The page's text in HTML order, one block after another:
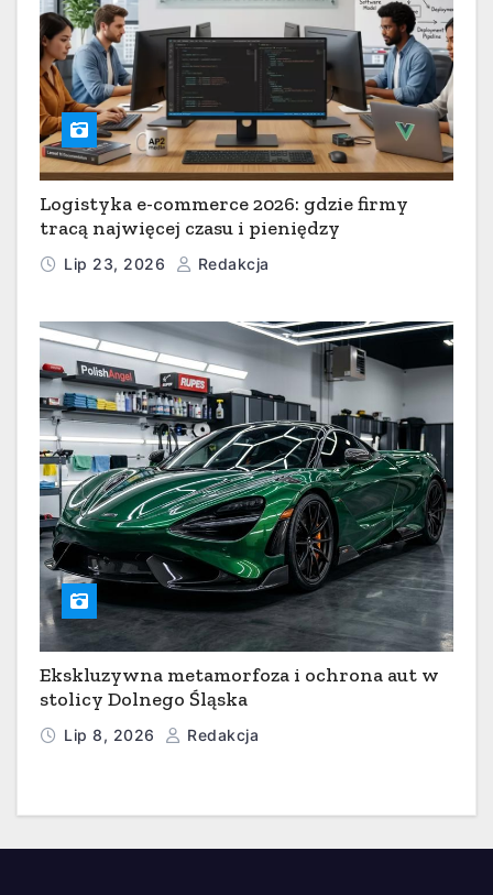
Logistyka e-commerce 2026: gdzie firmy
tracą najwięcej czasu i pieniędzy
Lip 23, 2026 Redakcja
Ekskluzywna metamorfoza i ochrona aut w
stolicy Dolnego Śląska
Lip 8, 2026 Redakcja